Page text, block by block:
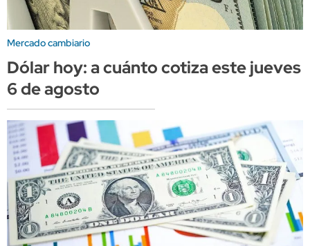
Mercado cambiario
Dólar hoy: a cuánto cotiza este jueves
6 de agosto